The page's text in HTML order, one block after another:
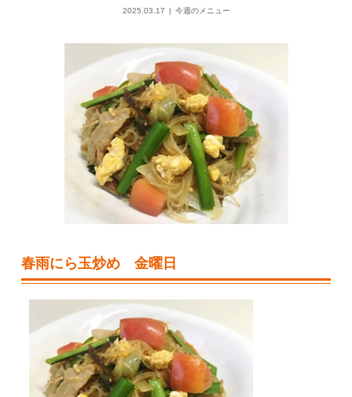
2025.03.17 今週のメニュー
春雨にら玉炒め 金曜日